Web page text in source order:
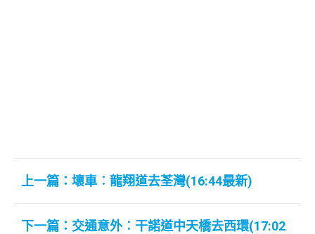
上一篇：壞車︰龍翔道去荃灣(16:44最新)
下一篇：交通意外︰干諾道中天橋去西環(17:02